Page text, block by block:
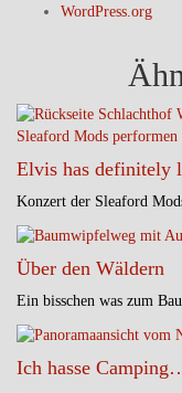
WordPress.org
Elvis has definitely
Konzert der Sleaford
Über den Wäldern
Ein bisschen was zum
Ich hasse